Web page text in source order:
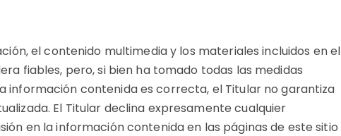
el contenido multimedia y los materiales incluidos en el
fiables, pero, si bien ha tomado todas las medidas
información contenida es correcta, el Titular no garantiza
El Titular declina expresamente cualquier
en la información contenida en las páginas de este sitio